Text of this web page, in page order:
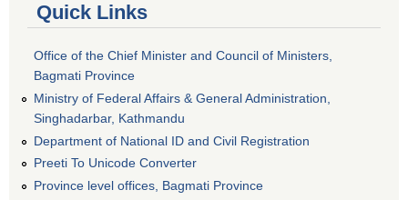
Quick Links
Office of the Chief Minister and Council of Ministers,
Bagmati Province
Ministry of Federal Affairs & General Administration,
Singhadarbar, Kathmandu
Department of National ID and Civil Registration
Preeti To Unicode Converter
Province level offices, Bagmati Province